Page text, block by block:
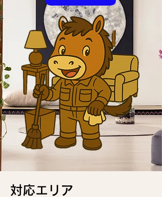
​対応エリア